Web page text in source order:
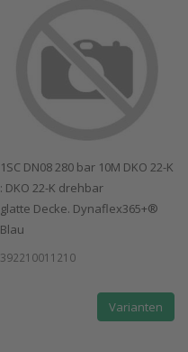
1SC DN08 280 bar 10M DKO 22-K
: DKO 22-K drehbar
glatte Decke. Dynaflex365+®
Blau
392210011210
Varianten